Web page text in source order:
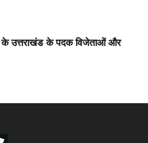
उत्तराखंड के पदक विजेताओं और